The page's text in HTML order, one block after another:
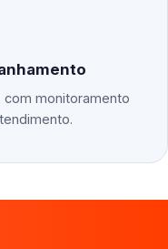
monitoramento